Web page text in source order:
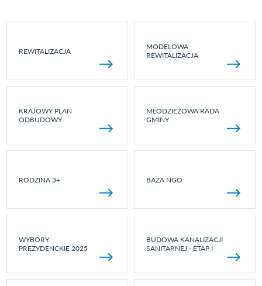
REWITALIZACJA
MODELOWA
REWITALIZACJA
KRAJOWY PLAN
ODBUDOWY
MŁODZIEŻOWA RADA
GMINY
RODZINA 3+ BAZA NGO
WYBORY
PREZYDENCKIE 2025
BUDOWA KANALIZACJI
SANITARNEJ - ETAP I